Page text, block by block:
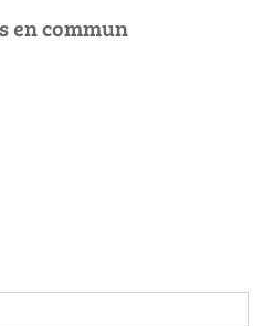
en commun